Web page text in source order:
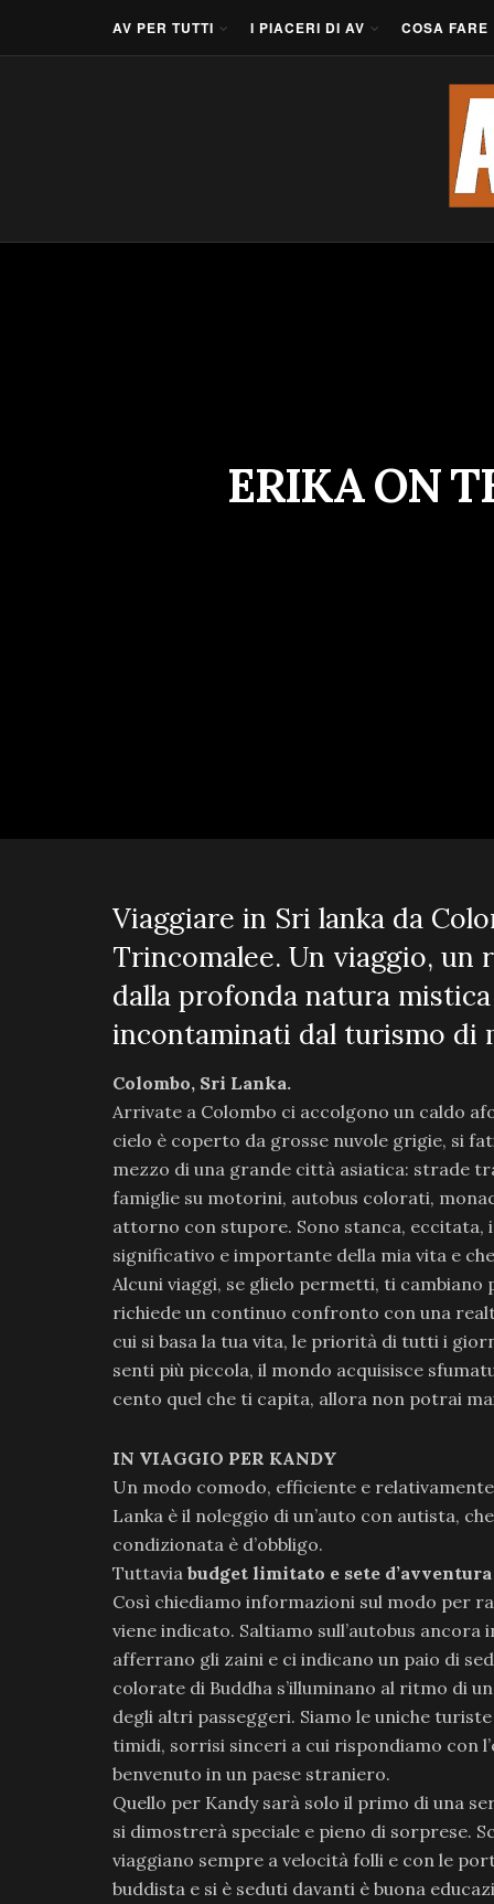
AV PER TUTTI I PIACERI DI AV COSA FARE
ERIKA ON
Viaggiare in Sri lanka da
Trincomalee. Un viaggio, un
dalla profonda natura
incontaminati dal turismo di
Colombo, Sri Lanka.
Arrivate a Colombo ci accolgono un caldo
cielo è coperto da grosse nuvole grigie, si
mezzo di una grande città asiatica: strade
famiglie su motorini, autobus colorati,
attorno con stupore. Sono stanca, eccitata,
significativo e importante della mia vita e
Alcuni viaggi, se glielo permetti, ti
richiede un continuo confronto con una
cui si basa la tua vita, le priorità di tutti i
senti più piccola, il mondo acquisisce
cento quel che ti capita, allora non potrai
IN VIAGGIO PER KANDY
Un modo comodo, efficiente e
Lanka è il noleggio di un’auto con autista,
condizionata è d’obbligo.
Tuttavia budget limitato e sete
Così chiediamo informazioni sul modo per
viene indicato. Saltiamo sull’autobus
afferrano gli zaini e ci indicano un paio di
colorate di Buddha s’illuminano al ritmo di
degli altri passeggeri. Siamo le uniche
timidi, sorrisi sinceri a cui rispondiamo con
benvenuto in un paese straniero.
Quello per Kandy sarà solo il primo di una
si dimostrerà speciale e pieno di sorprese.
viaggiano sempre a velocità folli e con le
buddista e si è seduti davanti è buona